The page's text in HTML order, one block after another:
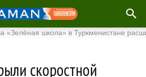
школа» в Туркменистане расширяет
скоростной